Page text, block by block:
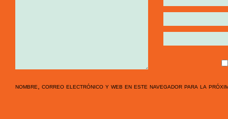
nombre, correo electrónico y web en este navegador para la